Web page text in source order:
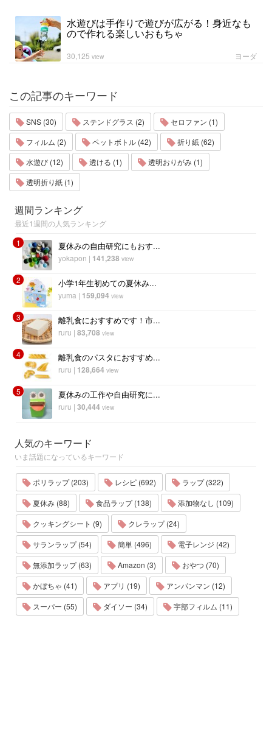
水遊びは手作りで遊びが広がる！身近なも
ので作れる楽しいおもちゃ
ヨーダ
30,125 view
この記事のキーワード
SNS (30) ステンドグラス (2)
セロファン (1)
フィルム (2)
ペットボトル (42)
折り紙 (62)
水遊び (12)
透ける (1)
透明おりがみ (1)
透明折り紙 (1)
週間ランキング
最近1週間の人気ランキング
1
夏休みの自由研究にもおす...
yokapon | 141,238 view
2 小学1年生初めての夏休み...
yuma | 159,094 view
3 離乳食におすすめです！市...
ruru | 83,708 view
4 離乳食のパスタにおすすめ...
ruru | 128,664 view
5 夏休みの工作や自由研究に...
ruru | 30,444 view
人気のキーワード
いま話題になっているキーワード
ポリラップ (203) レシピ (692)
ラップ (322)
夏休み (88)
食品ラップ (138)
添加物なし (109)
クッキングシート (9)
クレラップ (24)
サランラップ (54)
簡単 (496)
電子レンジ (42)
無添加ラップ (63)
Amazon (3)
おやつ (70)
かぼちゃ (41)
アプリ (19)
アンパンマン (12)
スーパー (55)
ダイソー (34) 宇部フィルム (11)